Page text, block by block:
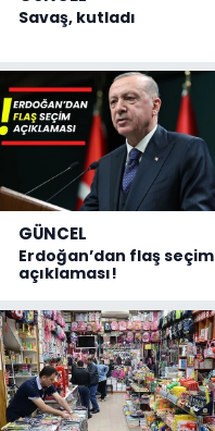
Savaş, kutladı
GÜNCEL
Erdoğan’dan flaş seçim
açıklaması!